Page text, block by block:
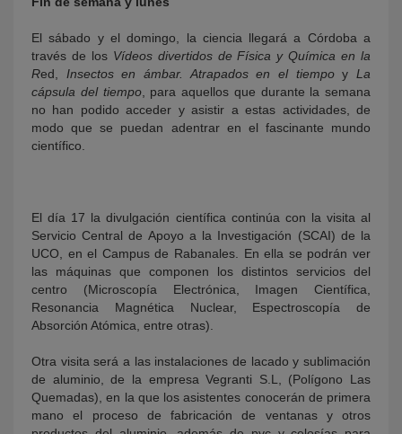
El sábado y el domingo, la ciencia llegará a Córdoba a
través de los Vídeos divertidos de Física y Química en la
Red, Insectos en ámbar. Atrapados en el tiempoyLa
cápsula del tiempo, para aquellos que durante la semana
no han podido acceder y asistir a estas actividades, de
modo que se puedan adentrar en el fascinante mundo
científico.
El día 17 la divulgación científica continúa con la visita al
Servicio Central de Apoyo a la Investigación (SCAI) de la
UCO, en el Campus de Rabanales. En ella se podrán ver
las máquinas que componen los distintos servicios del
centro (Microscopía Electrónica, Imagen Científica,
Resonancia Magnética Nuclear, Espectroscopía de
Absorción Atómica, entre otras).
Otra visita será a las instalaciones de lacado y sublimación
de aluminio, de la empresa Vegranti S.L, (Polígono Las
Quemadas), en la que los asistentes conocerán de primera
mano el proceso de fabricación de ventanas y otros